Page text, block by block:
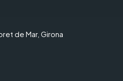
de Mar, Girona